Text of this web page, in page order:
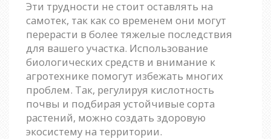
Эти трудности не стоит оставлять на
самотек, так как со временем они могут
перерасти в более тяжелые последствия
для вашего участка. Использование
биологических средств и внимание к
агротехнике помогут избежать многих
проблем. Так, регулируя кислотность
почвы и подбирая устойчивые сорта
растений, можно создать здоровую
экосистему на территории.